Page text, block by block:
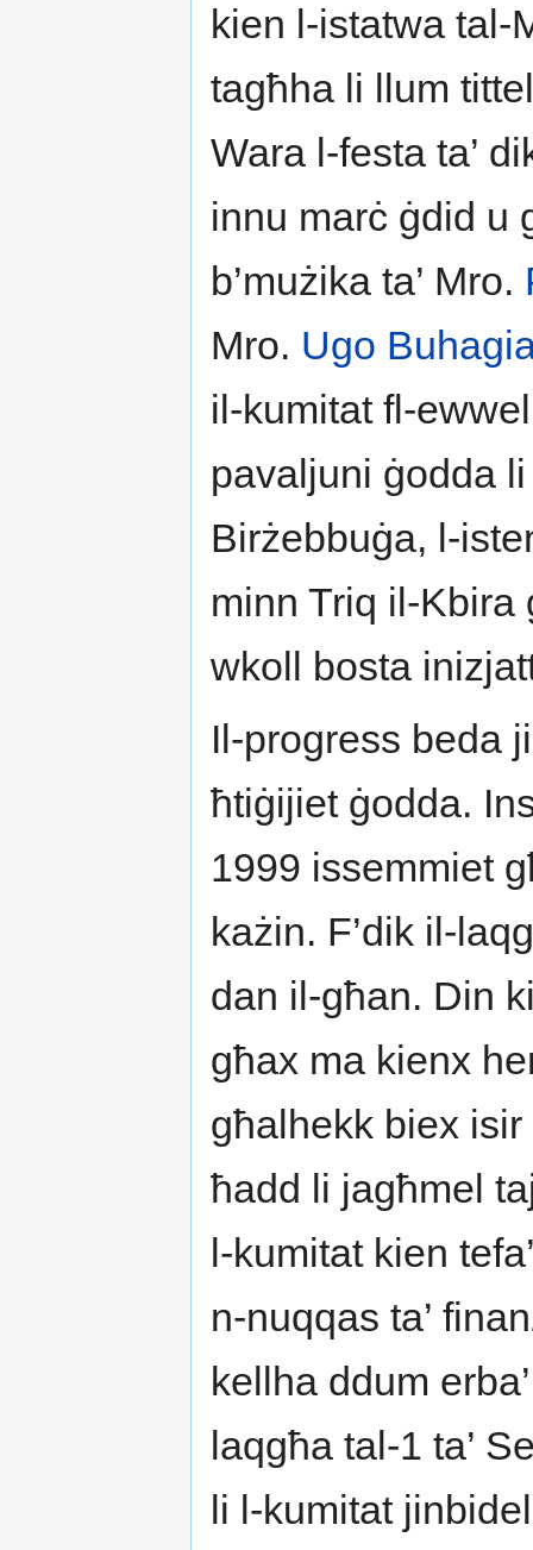
kien l-istatwa tal-
tagħha li llum
Wara l-festa ta’
innu marċ ġdid u
b’mużika ta’ Mro.
Mro. Ugo
il-kumitat fl-
pavaljuni ġodda
Birżebbuġa, l-
minn Triq il-Kbira
wkoll bosta
Il-progress beda
ħtiġijiet ġodda.
1999 issemmiet
każin. F’dik il-
dan il-għan. Din
għax ma kienx
għalhekk biex
ħadd li jagħmel
l-kumitat kien
n-nuqqas ta’
kellha ddum
laqgħa tal-1 ta’
li l-kumitat